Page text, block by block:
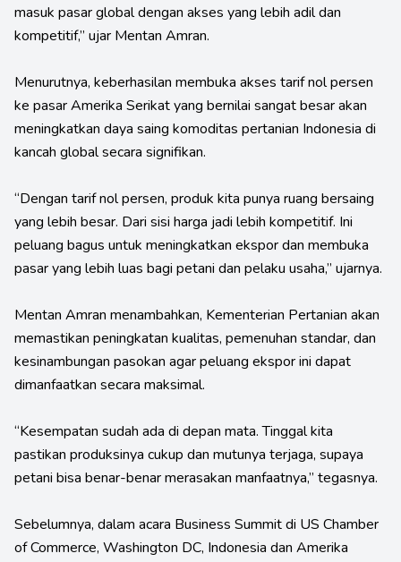
masuk pasar global dengan akses yang lebih adil dan
kompetitif,” ujar Mentan Amran.
Menurutnya, keberhasilan membuka akses tarif nol persen
ke pasar Amerika Serikat yang bernilai sangat besar akan
meningkatkan daya saing komoditas pertanian Indonesia di
kancah global secara signifikan.
“Dengan tarif nol persen, produk kita punya ruang bersaing
yang lebih besar. Dari sisi harga jadi lebih kompetitif. Ini
peluang bagus untuk meningkatkan ekspor dan membuka
pasar yang lebih luas bagi petani dan pelaku usaha,” ujarnya.
Mentan Amran menambahkan, Kementerian Pertanian akan
memastikan peningkatan kualitas, pemenuhan standar, dan
kesinambungan pasokan agar peluang ekspor ini dapat
dimanfaatkan secara maksimal.
“Kesempatan sudah ada di depan mata. Tinggal kita
pastikan produksinya cukup dan mutunya terjaga, supaya
petani bisa benar-benar merasakan manfaatnya,” tegasnya.
Sebelumnya, dalam acara Business Summit di US Chamber
of Commerce, Washington DC, Indonesia dan Amerika